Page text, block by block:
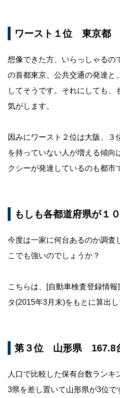
ワースト１位 東京都
想像できた方、いらっしゃるの
の首都東京、公共交通の発達と
してそうです。それにしても、
気がします。
因みにワースト２位は大阪、３
を持っていない人が増える傾向
クシーが発達しているのも都市
もしも各都道府県が１
今度は一家に何台あるのか調査
こでも強いのでしょうか？
こちらは、[自動車検査登録情
タ(2015年3月末)をもとに算出し
第３位 山形県 167.8
人口で比較した保有台数ランキ
3県を差し置いて山形県が3位で